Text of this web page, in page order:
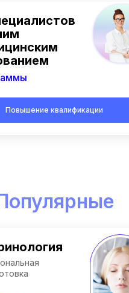
Повышение квалификации
курсы